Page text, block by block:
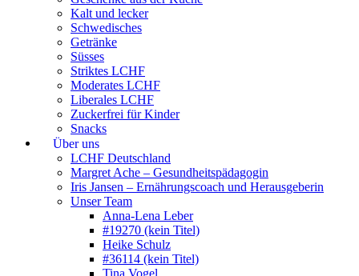
Kalt und lecker
Schwedisches
Getränke
Süsses
Striktes LCHF
Moderates LCHF
Liberales LCHF
Zuckerfrei für Kinder
Snacks
Über uns
LCHF Deutschland
Margret Ache – Gesundheitspädagogin
Iris Jansen – Ernährungscoach und Herausgeberin
Unser Team
Anna-Lena Leber
#19270 (kein Titel)
Heike Schulz
#36114 (kein Titel)
Tina Vogel